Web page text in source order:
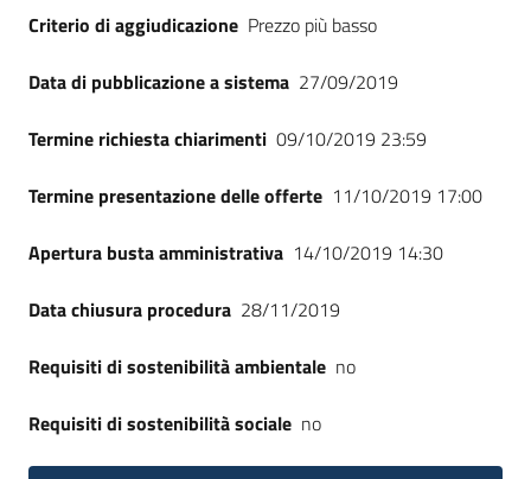
Criterio di aggiudicazione Prezzo più basso
Data di pubblicazione a sistema 27/09/2019
Termine richiesta chiarimenti 09/10/2019 23:59
Termine presentazione delle offerte 11/10/2019 17:00
Apertura busta amministrativa 14/10/2019 14:30
Data chiusura procedura 28/11/2019
Requisiti di sostenibilità ambientale no
Requisiti di sostenibilità sociale no